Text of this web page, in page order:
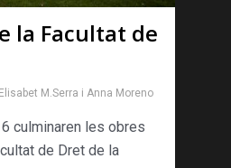
la Facultat de
Elisabet M.Serra i Anna Moreno
culminaren les obres
de Dret de la